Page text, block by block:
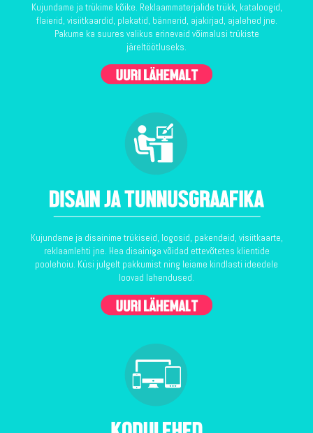
Kujundame ja trükime kõike. Reklaammaterjalide trükk, kataloogid,
flaierid, visiitkaardid, plakatid, bännerid, ajakirjad, ajalehed jne.
Pakume ka suures valikus erinevaid võimalusi trükiste
järeltöötluseks.
Kujundame ja disainime trükiseid, logosid, pakendeid, visiitkaarte,
reklaamlehti jne. Hea disainiga võidad ettevõtetes klientide
poolehoiu. Küsi julgelt pakkumist ning leiame kindlasti ideedele
loovad lahendused.